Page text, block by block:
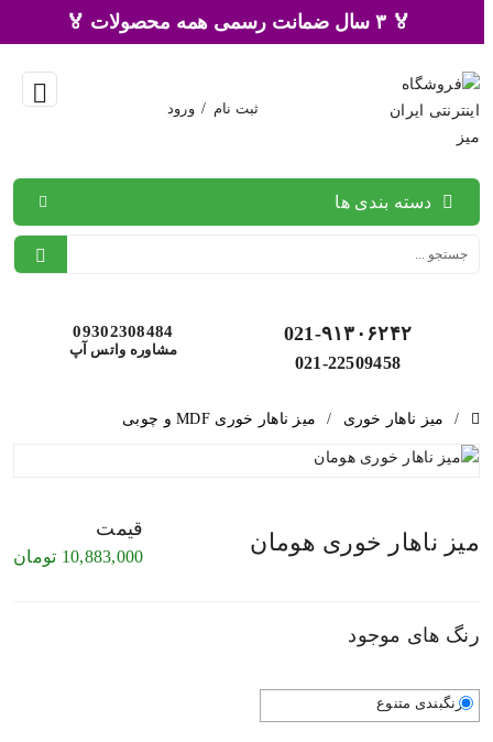
🏅 ۳ سال ضمانت رسمی همه محصولات 🏅
ثبت نام / ورود
دسته بندی ها
021-۹۱۳۰۶۲۴۲
021-22509458
09302308484
مشاوره واتس آپ
میز ناهار خوری میز ناهار خوری MDF و چوبی
میز ناهار خوری هومان قیمت
10,883,000 تومان
رنگ های موجود
رنگبندی متنوع